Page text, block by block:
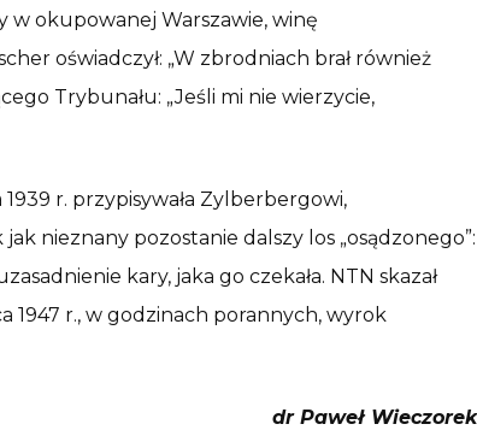
w okupowanej Warszawie, winę
oświadczył: „W zbrodniach brał również
Trybunału: „Jeśli mi nie wierzycie,
r. przypisywała Zylberbergowi,
nieznany pozostanie dalszy los „osądzonego”:
kary, jaka go czekała. NTN skazał
1947 r., w godzinach porannych, wyrok
dr Paweł Wieczorek